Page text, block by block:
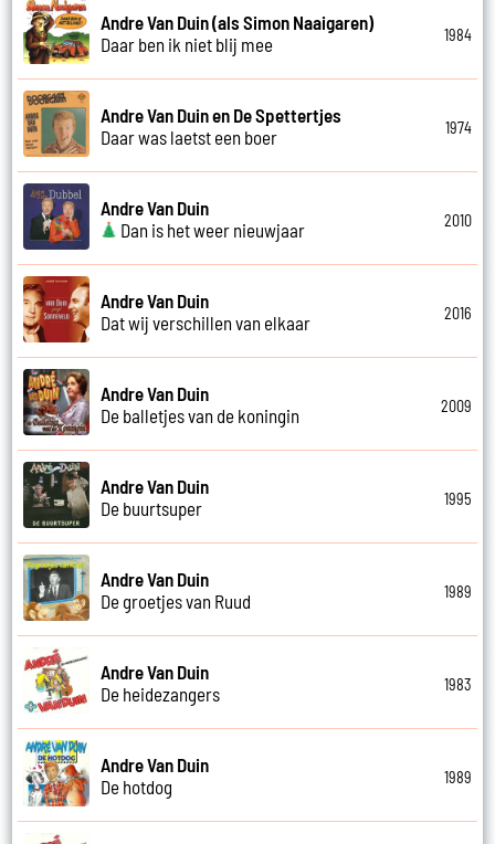
Andre Van Duin (als Simon Naaigaren)
Daar ben ik niet blij mee
1984
Andre Van Duin en De Spettertjes
Daar was laetst een boer
1974
Andre Van Duin
Dan is het weer nieuwjaar
2010
Andre Van Duin
Dat wij verschillen van elkaar
2016
Andre Van Duin
De balletjes van de koningin
2009
Andre Van Duin
De buurtsuper
1995
Andre Van Duin
De groetjes van Ruud
1989
Andre Van Duin
De heidezangers
1983
Andre Van Duin
De hotdog
1989